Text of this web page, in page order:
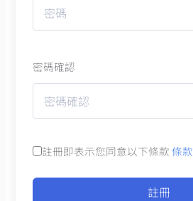
密碼確認
註冊即表示您同意以下條款 條
註冊